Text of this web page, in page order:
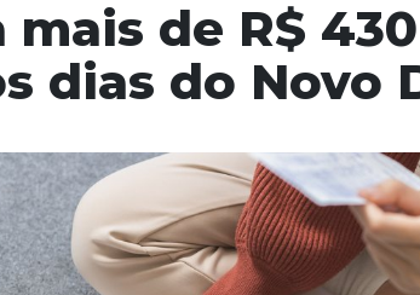
mais de R$
dias do Novo